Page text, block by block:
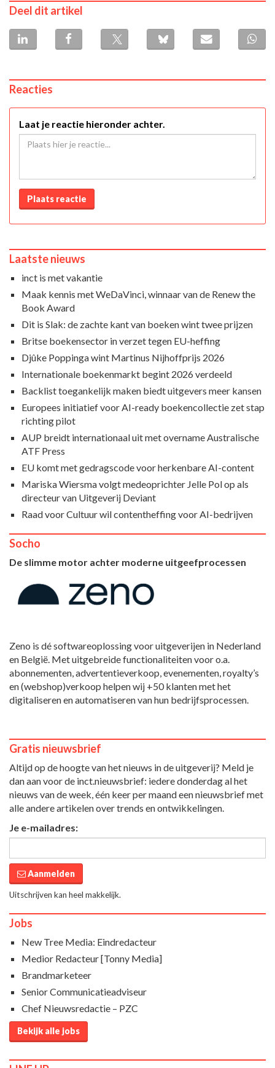
Deel dit artikel
Reacties
Laat je reactie hieronder achter.
Plaats reactie
Laatste nieuws
inct is met vakantie
Maak kennis met WeDaVinci, winnaar van de Renew the
Book Award
Dit is Slak: de zachte kant van boeken wint twee prijzen
Britse boekensector in verzet tegen EU-heffing
Djûke Poppinga wint Martinus Nijhoffprijs 2026
Internationale boekenmarkt begint 2026 verdeeld
Backlist toegankelijk maken biedt uitgevers meer kansen
Europees initiatief voor AI-ready boekencollectie zet stap
richting pilot
AUP breidt internationaal uit met overname Australische
ATF Press
EU komt met gedragscode voor herkenbare AI-content
Mariska Wiersma volgt medeoprichter Jelle Pol op als
directeur van Uitgeverij Deviant
Raad voor Cultuur wil contentheffing voor AI-bedrijven
Socho
De slimme motor achter moderne uitgeefprocessen
Zeno is dé softwareoplossing voor uitgeverijen in Nederland
en België. Met uitgebreide functionaliteiten voor o.a.
abonnementen, advertentieverkoop, evenementen, royalty’s
en (webshop)verkoop helpen wij +50 klanten met het
digitaliseren en automatiseren van hun bedrijfsprocessen.
Gratis nieuwsbrief
Altijd op de hoogte van het nieuws in de uitgeverij? Meld je
dan aan voor de inct.nieuwsbrief: iedere donderdag al het
nieuws van de week, één keer per maand een nieuwsbrief met
alle andere artikelen over trends en ontwikkelingen.
Je e-mailadres:
Aanmelden
Uitschrijven kan heel makkelijk.
Jobs
New Tree Media: Eindredacteur
Medior Redacteur [Tonny Media]
Brandmarketeer
Senior Communicatieadviseur
Chef Nieuwsredactie – PZC
Bekijk alle jobs